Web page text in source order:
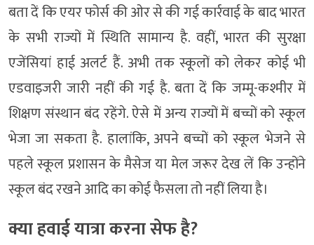
बता दें कि एयर फोर्स की ओर से की गई कार्रवाई के बाद भारत
के सभी राज्यों में स्थिति सामान्य है. वहीं, भारत की सुरक्षा
एजेंसियां हाई अलर्ट हैं. अभी तक स्कूलों को लेकर कोई भी
एडवाइजरी जारी नहीं की गई है. बता दें कि जम्मू-कश्मीर में
शिक्षण संस्थान बंद रहेंगे. ऐसे में अन्य राज्यों में बच्चों को स्कूल
भेजा जा सकता है. हालांकि, अपने बच्चों को स्कूल भेजने से
पहले स्कूल प्रशासन के मैसेज या मेल जरूर देख लें कि उन्होंने
स्कूल बंद रखने आदि का कोई फैसला तो नहीं लिया है।
क्या हवाई यात्रा करना सेफ है?